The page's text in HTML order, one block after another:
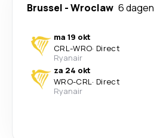
Brussel -Wroclaw 6 dagen
ma 19 okt
CRL-WRO· Direct
Ryanair
za 24 okt
WRO-CRL· Direct
Ryanair